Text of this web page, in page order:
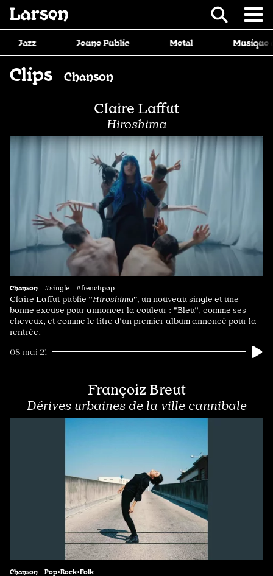
Jeune Public Metal Musique de film
Clips Chanson
Claire Laffut
Hiroshima
Chanson #single #frenchpop
Claire Laffut publie "Hiroshima", un nouveau single etune
bonne excuse pour annoncer la couleur : "Bleu", comme ses
cheveux, et comme le titre d'un premier album annoncé pour la
rentrée.
08 mai 21
Françoiz Breut
Dérives urbaines de la ville cannibale
Chanson Pop•Rock•Folk